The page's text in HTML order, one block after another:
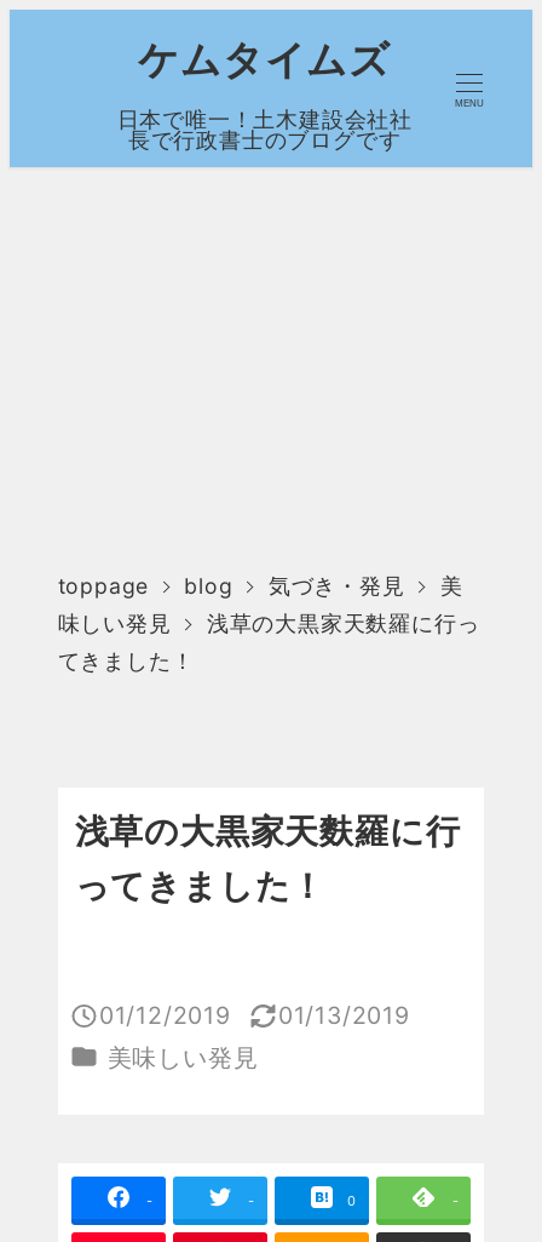
コ
ケムタイムズ
日本で唯一！土木建設会社社
長で行政書士のブログです
MENU
toppage blog 気づき・発見
美
味しい発見
浅草の大黒家天麩羅に行っ
てきました！
浅草の大黒家天麩羅に行
ってきました！
投稿日
01/12/2019
更新日
01/13/2019
カテゴリー
美味しい発見
- - 0 -